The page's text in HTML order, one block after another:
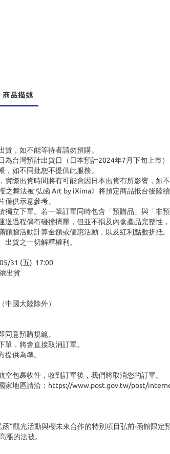
商品描述
，如不能等待者請勿預購。
台灣預計出貨日（日本預計2024年7月下旬上市）
如不同批恕不提供此服務。
際出貨時間將有可能會因日本出貨有所影響，如
舞法被 弘函 Art by iXima》將預定商品抵台後陸續
供示意參考。
立下單。若一筆訂單同時包含「預購品」與「非
過程偶有碰撞擠壓，但並不損及內盒產品完整性
贈活動計算金額或優惠活動，以及紅利點數折抵。
貨之一切解釋權利。
31 (五) 17:00
出貨
國大陸除外）
意預購規範。
，將會直接取消訂單。
供為準。
包裹收件，收到訂單後，我們將取消您的訂單。
家地區請洽：https://www.post.gov.tw/post/
”觀光活動與櫻未來合作的特別項目弘前·函館限定
漲的法被。